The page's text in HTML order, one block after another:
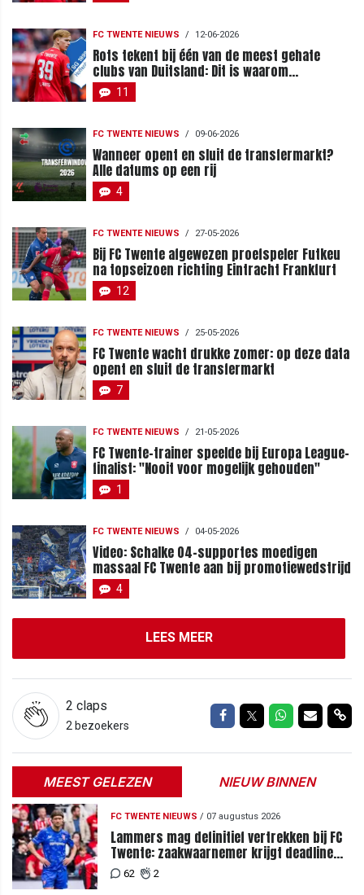
FC TWENTE NIEUWS / 12-06-2026
Rots tekent bij één van de meest gehate
clubs van Duitsland: Dit is waarom
Hoffenheim zo impopulair is
11
FC TWENTE NIEUWS / 09-06-2026
Wanneer opent en sluit de transfermarkt?
Alle datums op een rij
4
FC TWENTE NIEUWS / 27-05-2026
Bij FC Twente afgewezen proefspeler Futkeu
na topseizoen richting Eintracht Frankfurt
12
FC TWENTE NIEUWS / 25-05-2026
FC Twente wacht drukke zomer: op deze data
opent en sluit de transfermarkt
7
FC TWENTE NIEUWS / 21-05-2026
FC Twente-trainer speelde bij Europa League-
finalist: "Nooit voor mogelijk gehouden"
1
FC TWENTE NIEUWS / 04-05-2026
Video: Schalke 04-supportes moedigen
massaal FC Twente aan bij promotiewedstrijd
4
LEES MEER
2 claps
2 bezoekers
Delen op Facebook
Delen op Twitter
Delen op
Delen
MEEST GELEZEN NIEUW BINNEN
FC TWENTE NIEUWS / 07 augustus 2026
Lammers mag definitief vertrekken bij FC
Twente: zaakwaarnemer krijgt deadline
vanwege komst vervanger
62 2